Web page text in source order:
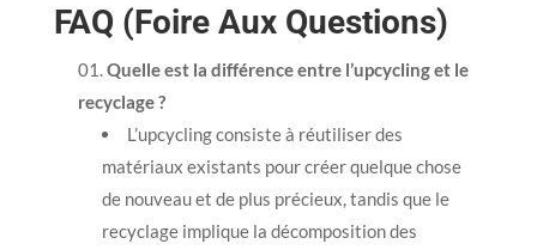
FAQ (Foire Aux Questions)
Quelle est la différence entre l’upcycling et le
recyclage ?
L’upcycling consiste à réutiliser des
matériaux existants pour créer quelque chose
de nouveau et de plus précieux, tandis que le
recyclage implique la décomposition des